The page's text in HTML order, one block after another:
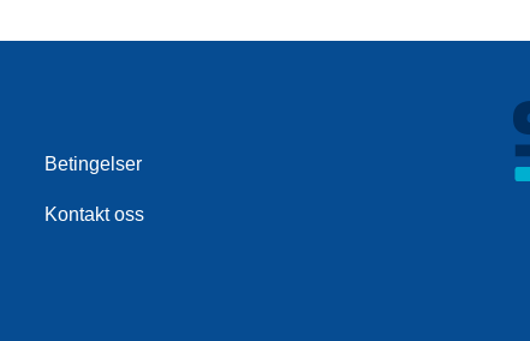
Betingelser
Kontakt oss